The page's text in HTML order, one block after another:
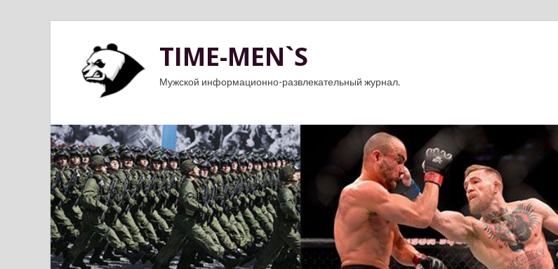
TIME-MEN`S
Мужской информационно-развлекательный журнал.